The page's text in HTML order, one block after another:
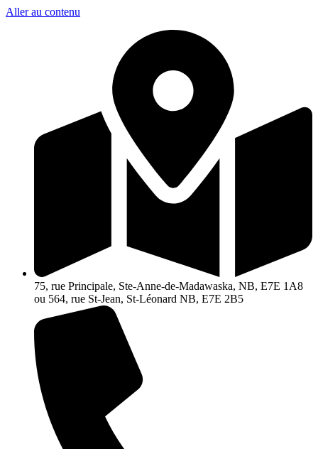
Aller au contenu
75, rue Principale, Ste-Anne-de-Madawaska, NB, E7E 1A8
ou 564, rue St-Jean, St-Léonard NB, E7E 2B5